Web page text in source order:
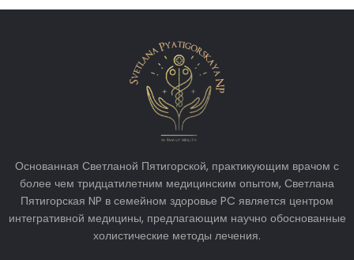
Основанная Светланой Пятигорской, практикующим врачом с
более чем тридцатилетним медицинским опытом, Светлана
Пятигорская NP в семейном здоровье PC является центром
интегративной медицины, предлагающим научно обоснованные
холистические методы лечения.